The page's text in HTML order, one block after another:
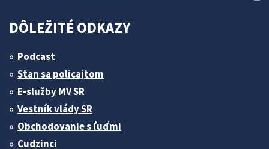
DÔLEŽITÉ ODKAZY
Podcast
Stan sa policajtom
E-služby MV SR
Vestník vlády SR
Obchodovanie s ľuďmi
Cudzinci